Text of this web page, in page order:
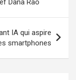
Dana Rao
IA qui aspire
smartphones